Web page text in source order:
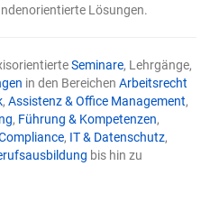
die KI nur
Sicherung. Die zwei Tore
zur
Arbeit. Tor 1: Präzise
Ergebnisses entscheidet
vage Frage erzeugt eine
der Technik,
Modell füllt Lücken mit
Lösungen.
Seminare, Lehrgänge,
in den Bereichen Arbeitsrecht
, Assistenz & Office Management,
, Führung & Kompetenzen,
, IT & Datenschutz,
bis hin zu